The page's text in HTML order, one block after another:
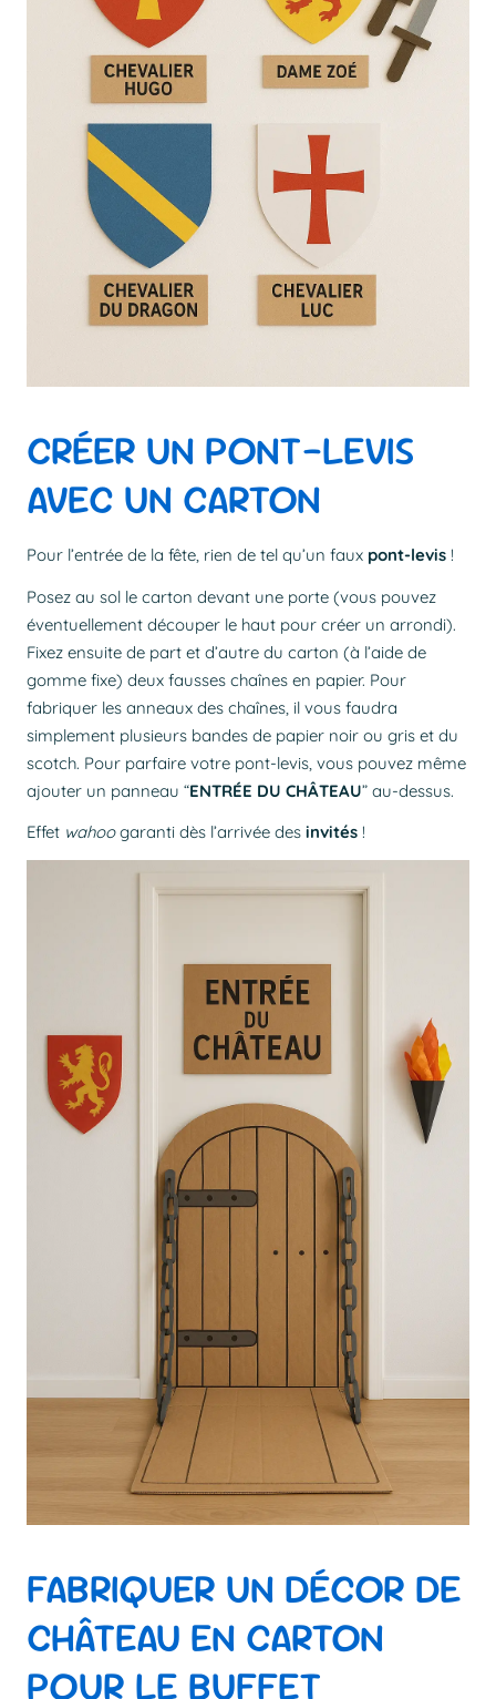
CRÉER UN PONT-LEVIS
AVEC UN CARTON
Pour l’entrée de la fête, rien de tel qu’un faux pont-levis !
Posez au sol le carton devant une porte (vous pouvez
éventuellement découper le haut pour créer un arrondi).
Fixez ensuite de part et d’autre du carton (à l’aide de
gomme fixe) deux fausses chaînes en papier. Pour
fabriquer les anneaux des chaînes, il vous faudra
simplement plusieurs bandes de papier noir ou gris et du
scotch. Pour parfaire votre pont-levis, vous pouvez même
ajouter un panneau “ENTRÉE DU CHÂTEAU” au-dessus.
Effet wahoogaranti dès l’arrivée des invités !
FABRIQUER UN DÉCOR DE
CHÂTEAU EN CARTON
POUR LE BUFFET